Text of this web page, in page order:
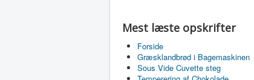
Mest læste opskrifter
Forside
Græsklandbrød i Bagemaskinen
Sous Vide Cuvette steg